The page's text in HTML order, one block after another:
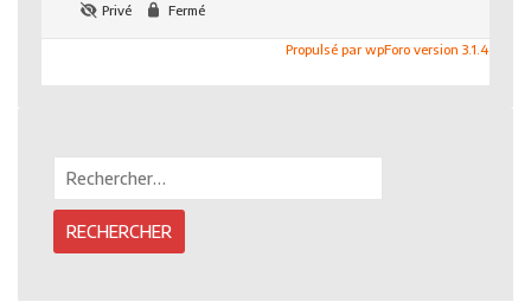
Privé
Fermé
Propulsé par wpForo version 3.1.4